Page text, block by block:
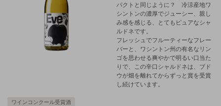
パクトと同じように？ 冷涼産地ワ
シントンの濃厚でジューシー、親し
み感を感じる、とてもピュアなシャ
ルドネです。
フレッシュでフルーティーなフレー
バーと、ワシントン州の有名なリン
ゴを思わせる爽やかで明るい口当た
りで、この辛口シャルドネは、ブド
ウが畑を離れてからずっと賞を受賞
し続けています。
ワインコンクール受賞酒